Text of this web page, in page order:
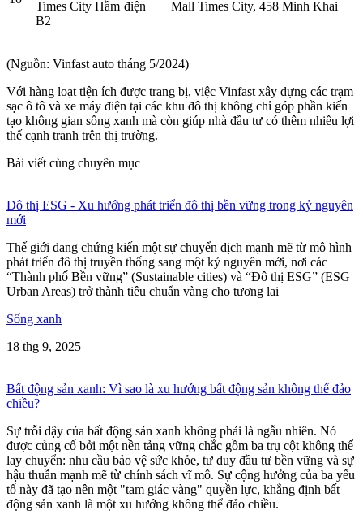
Times City Hầm
B2
điện Mall Times City, 458 Minh Khai
(Nguồn: Vinfast auto tháng 5/2024)
Với hàng loạt tiện ích được trang bị, việc Vinfast xây dựng các trạm
sạc ô tô và xe máy điện tại các khu đô thị không chỉ góp phần kiến
tạo không gian sống xanh mà còn giúp nhà đầu tư có thêm nhiều lợi
thế cạnh tranh trên thị trường.
Bài viết cùng chuyên mục
Đô thị ESG - Xu hướng phát triển đô thị bền vững trong kỷ nguyên
mới
Thế giới đang chứng kiến một sự chuyển dịch mạnh mẽ từ mô hình
phát triển đô thị truyền thống sang một kỷ nguyên mới, nơi các
“Thành phố Bền vững” (Sustainable cities) và “Đô thị ESG” (ESG
Urban Areas) trở thành tiêu chuẩn vàng cho tương lai
Sống xanh
18 thg 9, 2025
Bất động sản xanh: Vì sao là xu hướng bất động sản không thể đảo
chiều?
Sự trỗi dậy của bất động sản xanh không phải là ngẫu nhiên. Nó
được củng cố bởi một nền tảng vững chắc gồm ba trụ cột không thể
lay chuyển: nhu cầu bảo vệ sức khỏe, tư duy đầu tư bền vững và sự
hậu thuẫn mạnh mẽ từ chính sách vĩ mô. Sự cộng hưởng của ba yếu
tố này đã tạo nên một "tam giác vàng" quyền lực, khẳng định bất
động sản xanh là một xu hướng không thể đảo chiều.